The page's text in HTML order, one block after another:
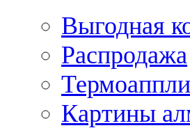
Выгодная
Распродажа
Картины